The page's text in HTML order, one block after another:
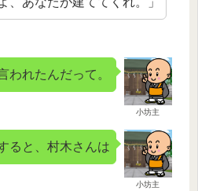
小坊主
われたんだって。
小坊主
ると、村木さんは